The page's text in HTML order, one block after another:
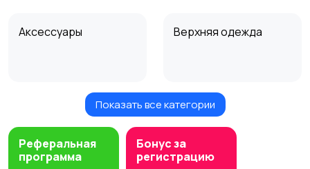
Аксессуары Верхняя одежда
Головные уборы Домашняя одежда
Показать все категории
Реферальная
программа
Бонус за
регистрацию